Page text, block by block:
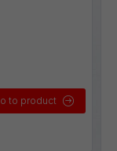
to product